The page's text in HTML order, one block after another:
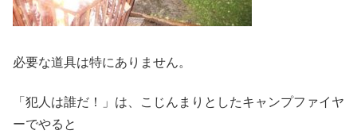
必要な道具は特にありません。
「犯人は誰だ！」は、こじんまりとしたキャンプファイヤ
ーでやると